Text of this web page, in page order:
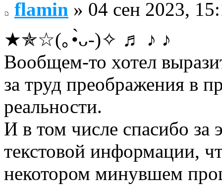
flamin » 04 сен 2023,
★✯☆(｡•̀ᴗ-)✧ ♬ ♪ ♪
Вообщем-то хотел
за труд преображения в
реальности.
И в том числе спасибо
текстовой информации,
некотором минувшем